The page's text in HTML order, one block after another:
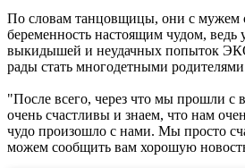
По словам танцовщицы, они с мужем
беременность настоящим чудом,
выкидышей и неудачных попыток
рады стать многодетными
"После всего, через что мы прошли
очень счастливы и знаем, что нам
чудо произошло с нами. Мы просто
можем сообщить вам хорошую